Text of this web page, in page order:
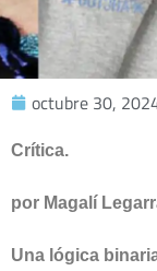
octubre 30,
Crítica.
por Magalí
Una lógica